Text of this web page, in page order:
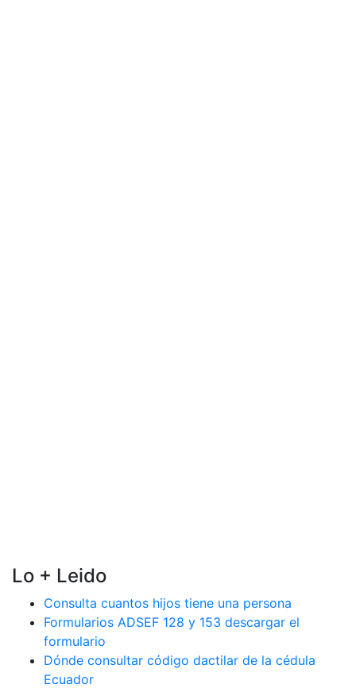
Lo + Leido
Consulta cuantos hijos tiene una persona
Formularios ADSEF 128 y 153 descargar el
formulario
Dónde consultar código dactilar de la cédula
Ecuador